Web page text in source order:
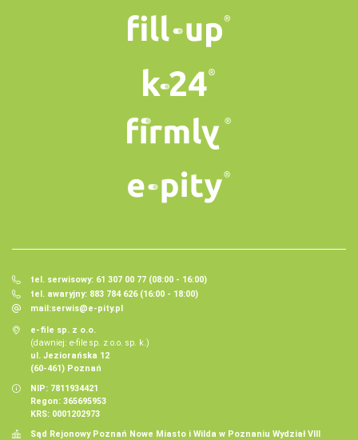
tel. serwisowy: 61 307 00 77 (08:00 - 16:00)
tel. awaryjny: 883 784 626 (16:00 - 18:00)
mail:serwis@e-pity.pl
e-file sp. z o.o.
(dawniej: e-file sp. z o.o. sp. k.)
ul. Jeziorańska 12
(60-461) Poznań
NIP: 7811934421
Regon: 365695953
KRS: 0001202973
Sąd Rejonowy Poznań Nowe Miasto i Wilda w Poznaniu Wydział VIII